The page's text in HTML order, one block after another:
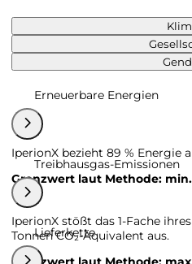
Erneuerbare Energien
IperionX bezieht 89 % Energie
Grenzwert laut Methode: min.
Treibhausgas-Emissionen
IperionX stößt das 1-Fache
Tonnen CO₂-Äquivalent aus.
Lieferkette